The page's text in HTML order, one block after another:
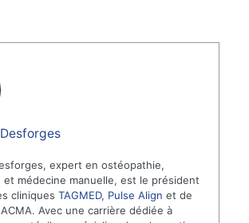
expert en ostéopathie,
et médecine manuelle, est le président
cliniquesTAGMED, Pulse Align et de
Avec une carrière dédiée à